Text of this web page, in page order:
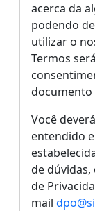
acerca da
podendo
utilizar o
Termos
documento
Você
entendido
de
de
mail